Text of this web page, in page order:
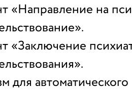
«Направление на
«Заключение
для